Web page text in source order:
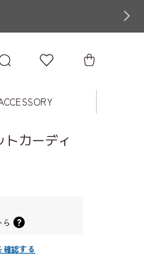
トカーディ
確認する